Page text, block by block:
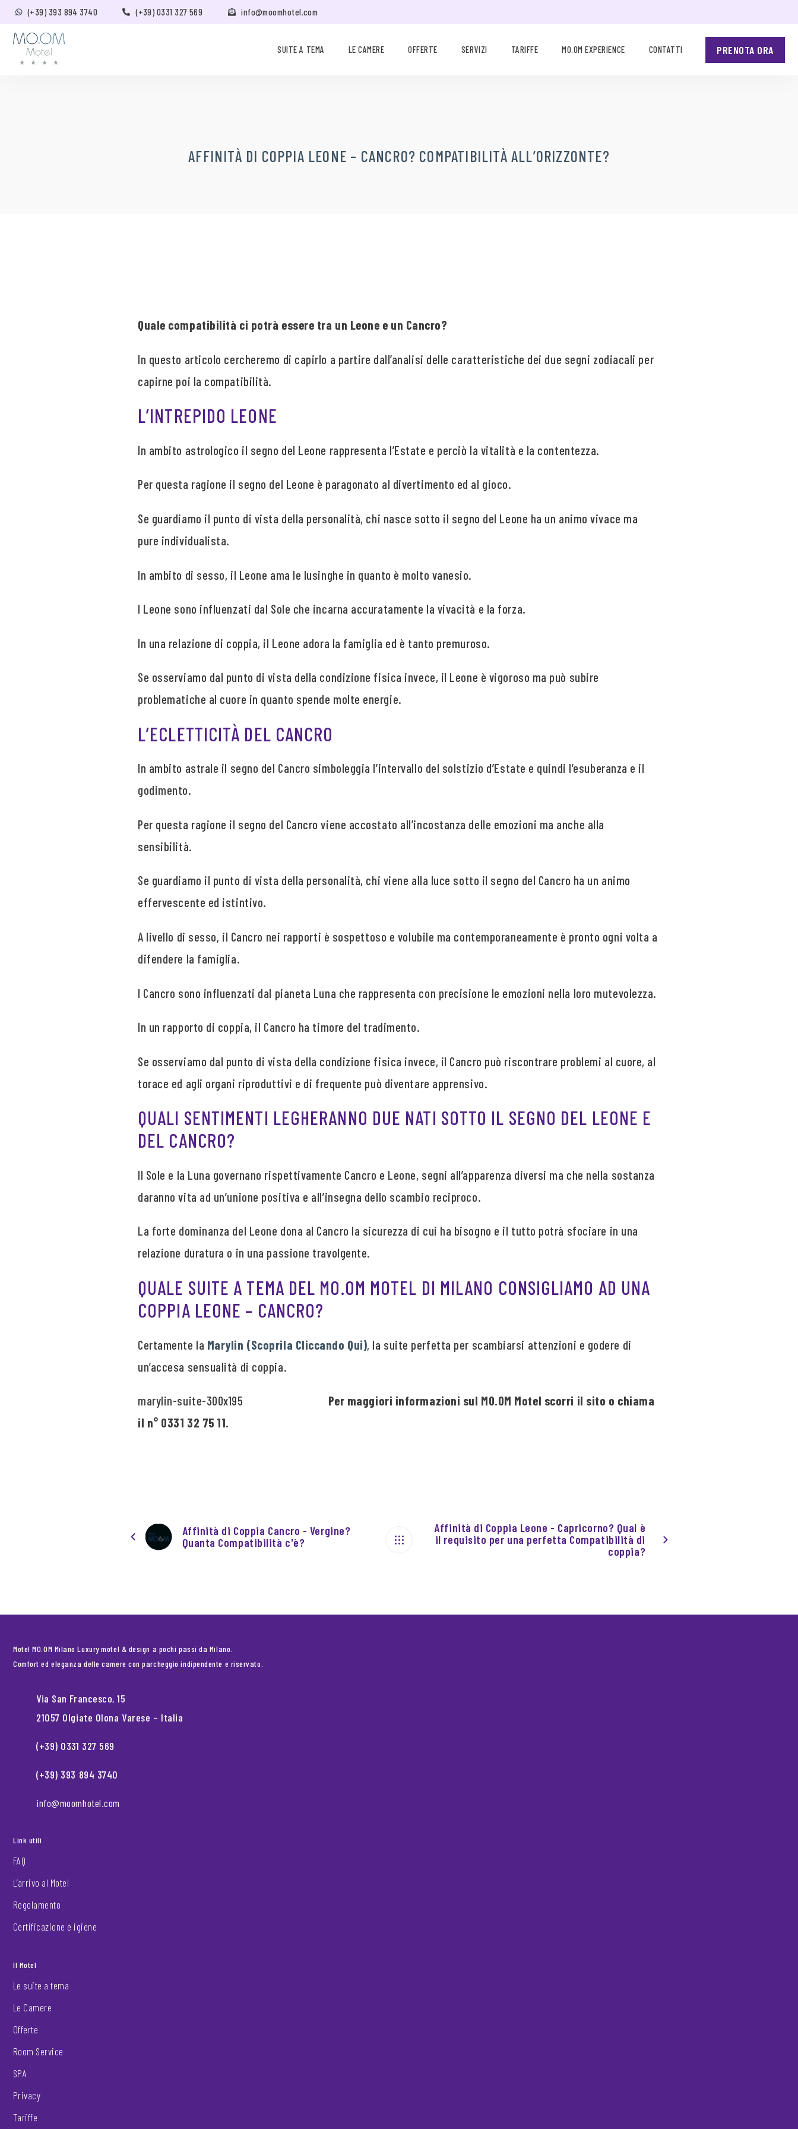
(+39) 393 894 3740 (+39) 0331 327 569 info@moomhotel.com
SUITE A TEMA LE CAMERE OFFERTE SERVIZI TARIFFE MO.OM EXPERIENCE CONTATTI PRENOTA ORA
AFFINITÀ DI COPPIA LEONE – CANCRO? COMPATIBILITÀ ALL’ORIZZONTE?
Quale compatibilità ci potrà essere tra un Leone e un Cancro?
In questo articolo cercheremo di capirlo a partire dall’analisi delle caratteristiche dei due segni zodiacali per
capirne poi la compatibilità.
L’INTREPIDO LEONE
In ambito astrologico il segno del Leone rappresenta l’Estate e perciò la vitalità e la contentezza.
Per questa ragione il segno del Leone è paragonato al divertimento ed al gioco.
Se guardiamo il punto di vista della personalità, chi nasce sotto il segno del Leone ha un animo vivace ma
pure individualista.
In ambito di sesso, il Leone ama le lusinghe in quanto è molto vanesio.
I Leone sono influenzati dal Sole che incarna accuratamente la vivacità e la forza.
In una relazione di coppia, il Leone adora la famiglia ed è tanto premuroso.
Se osserviamo dal punto di vista della condizione fisica invece, il Leone è vigoroso ma può subire
problematiche al cuore in quanto spende molte energie.
L’ECLETTICITÀ DEL CANCRO
In ambito astrale il segno del Cancro simboleggia l’intervallo del solstizio d’Estate e quindi l’esuberanza e il
godimento.
Per questa ragione il segno del Cancro viene accostato all’incostanza delle emozioni ma anche alla
sensibilità.
Se guardiamo il punto di vista della personalità, chi viene alla luce sotto il segno del Cancro ha un animo
effervescente ed istintivo.
A livello di sesso, il Cancro nei rapporti è sospettoso e volubile ma contemporaneamente è pronto ogni volta a
difendere la famiglia.
I Cancro sono influenzati dal pianeta Luna che rappresenta con precisione le emozioni nella loro mutevolezza.
In un rapporto di coppia, il Cancro ha timore del tradimento.
Se osserviamo dal punto di vista della condizione fisica invece, il Cancro può riscontrare problemi al cuore, al
torace ed agli organi riproduttivi e di frequente può diventare apprensivo.
QUALI SENTIMENTI LEGHERANNO DUE NATI SOTTO IL SEGNO DEL LEONE E
DEL CANCRO?
Il Sole e la Luna governano rispettivamente Cancro e Leone, segni all’apparenza diversi ma che nella sostanza
daranno vita ad un’unione positiva e all’insegna dello scambio reciproco.
La forte dominanza del Leone dona al Cancro la sicurezza di cui ha bisogno e il tutto potrà sfociare in una
relazione duratura o in una passione travolgente.
QUALE SUITE A TEMA DEL MO.OM MOTEL DI MILANO CONSIGLIAMO AD UNA
COPPIA LEONE – CANCRO?
Certamente la Marylin (Scoprila Cliccando Qui), la suite perfetta per scambiarsi attenzioni e godere di
un’accesa sensualità di coppia.
Per maggiori informazioni sul MO.OM Motel scorri il sito o chiama
il n° 0331 32 75 11.
Affinità di Coppia Cancro - Vergine?
Quanta Compatibilità c'è?
Affinità di Coppia Leone - Capricorno? Qual è
il requisito per una perfetta Compatibilità di
coppia?
Motel MO.OM Milano Luxury motel & design a pochi passi da Milano.
Comfort ed eleganza delle camere con parcheggio indipendente e riservato.
Via San Francesco, 15
21057 Olgiate Olona Varese – Italia
(+39) 0331 327 569
(+39) 393 894 3740
info@moomhotel.com
Link utili
FAQ
L’arrivo al Motel
Regolamento
Certificazione e igiene
Il Motel
Le suite a tema
Le Camere
Offerte
Room Service
SPA
Privacy
Tariffe